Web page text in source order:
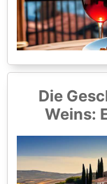
Die
Weins: